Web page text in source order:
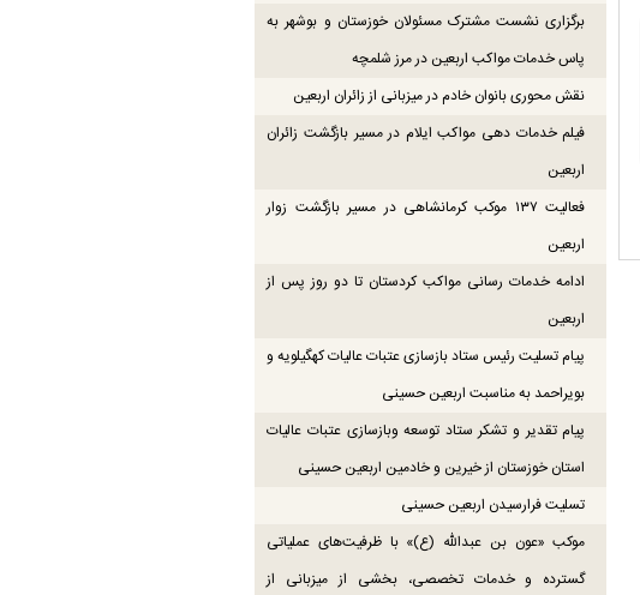
برگزاری نشست مشترک مسئولان خوزستان و بوشهر به
پاس خدمات مواکب اربعین در مرز شلمچه
نقش محوری بانوان خادم در میزبانی از زائران اربعین
فیلم خدمات دهی مواکب ایلام در مسیر بازگشت زائران
اربعین
فعالیت ۱۳۷ موکب کرمانشاهی در مسیر بازگشت زوار
اربعین
ادامه خدمات رسانی مواکب کردستان تا دو روز پس از
اربعین
پیام تسلیت رئیس ستاد بازسازی عتبات عالیات کهگیلویه و
بویراحمد به مناسبت اربعین حسینی
پیام تقدیر و تشکر ستاد توسعه وبازسازی عتبات عالیات
استان خوزستان از خیرین و خادمین اربعین حسینی
تسلیت فرارسیدن اربعین حسینی
موکب «عون بن عبدالله (ع)» با ظرفیت‌های عملیاتی
گسترده و خدمات تخصصی، بخشی از میزبانی از